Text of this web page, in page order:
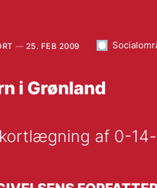
25. FEB 2009
i Grønland
af 0-